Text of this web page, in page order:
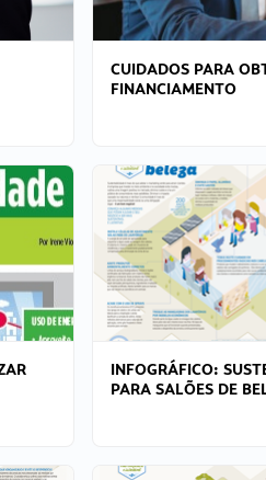
CUIDADOS PARA
FINANCIAMENTO
INFOGRÁFICO:
PARA SALÕES DE